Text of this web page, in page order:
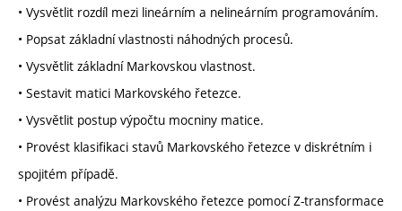
• Vysvětlit rozdíl mezi lineárním a nelineárním programováním.
• Popsat základní vlastnosti náhodných procesů.
• Vysvětlit základní Markovskou vlastnost.
• Sestavit matici Markovského řetezce.
• Vysvětlit postup výpočtu mocniny matice.
• Provést klasifikaci stavů Markovského řetezce v diskrétním i
spojitém případě.
• Provést analýzu Markovského řetezce pomocí Z-transformace